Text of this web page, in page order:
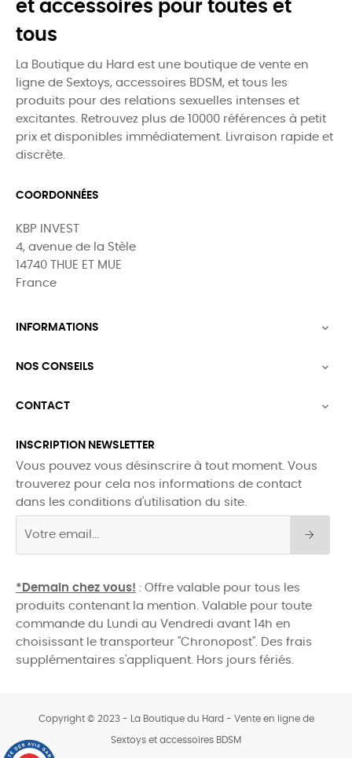
et accessoires pour toutes et
tous
La Boutique du Hard est une boutique de vente en
ligne de Sextoys, accessoires BDSM, et tous les
produits pour des relations sexuelles intenses et
excitantes. Retrouvez plus de 10000 références à petit
prix et disponibles immédiatement. Livraison rapide et
discrète.
COORDONNÉES
KBP INVEST
4, avenue de la Stèle
14740 THUE ET MUE
France
INFORMATIONS 
NOS CONSEILS 
CONTACT 
INSCRIPTION NEWSLETTER
Vous pouvez vous désinscrire à tout moment. Vous
trouverez pour cela nos informations de contact
dans les conditions d'utilisation du site.
*Demain chez vous! : Offre valable pour tous les
produits contenant la mention. Valable pour toute
commande du Lundi au Vendredi avant 14h en
choisissant le transporteur "Chronopost". Des frais
supplémentaires s'appliquent. Hors jours fériés.
Copyright © 2023 - La Boutique du Hard - Vente en ligne de
Sextoys et accessoires BDSM